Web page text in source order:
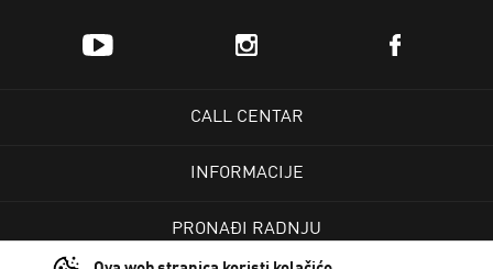
CALL CENTAR
INFORMACIJE
PRONAĐI RADNJU